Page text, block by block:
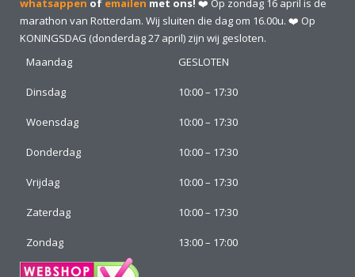
whatsappen of emailen met ons! ❤️ Op zondag 16 april is de
marathon van Rotterdam. Wij sluiten die dag om 16.00u. ❤️ Op
KONINGSDAG (donderdag 27 april) zijn wij gesloten.
Maandag
GESLOTEN
Dinsdag 10:00 – 17:30
Woensdag 10:00 – 17:30
Donderdag 10:00 – 17:30
Vrijdag 10:00 – 17:30
Zaterdag 10:00 – 17:30
Zondag 13:00 – 17:00